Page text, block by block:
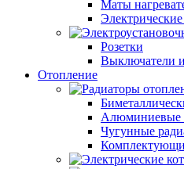
Маты
Розетки
Выключатели
Отопление
Алюминиевые
Чугунные